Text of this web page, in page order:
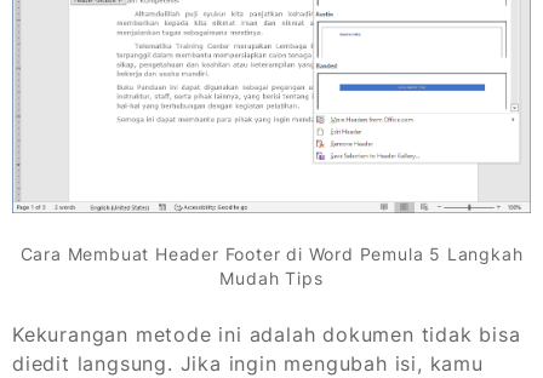
Cara Membuat Header Footer di Word Pemula 5 Langkah
Mudah Tips
Kekurangan metode ini adalah dokumen tidak bisa
diedit langsung. Jika ingin mengubah isi, kamu